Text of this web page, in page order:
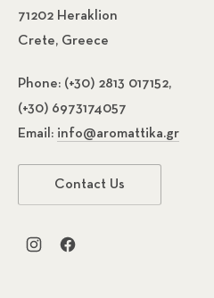
71202 Heraklion
Crete, Greece
Phone: (+30) 2813 017152,
(+30) 6973174057
Email: info@aromattika.gr
Contact Us
New Window
New Window